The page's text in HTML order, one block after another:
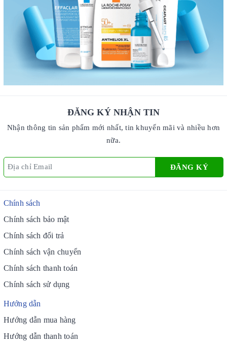
ĐĂNG KÝ NHẬN TIN
Nhận thông tin sản phẩm mới nhất, tin khuyến mãi và nhiều hơn
nữa.
ĐĂNG KÝ
Chính sách
Chính sách bảo mật
Chính sách đổi trả
Chính sách vận chuyển
Chính sách thanh toán
Chính sách sử dụng
Hướng dẫn
Hướng dẫn mua hàng
Hướng dẫn thanh toán